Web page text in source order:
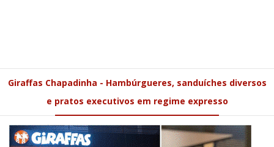
Giraffas Chapadinha - Hambúrgueres, sanduíches diversos
e pratos executivos em regime expresso